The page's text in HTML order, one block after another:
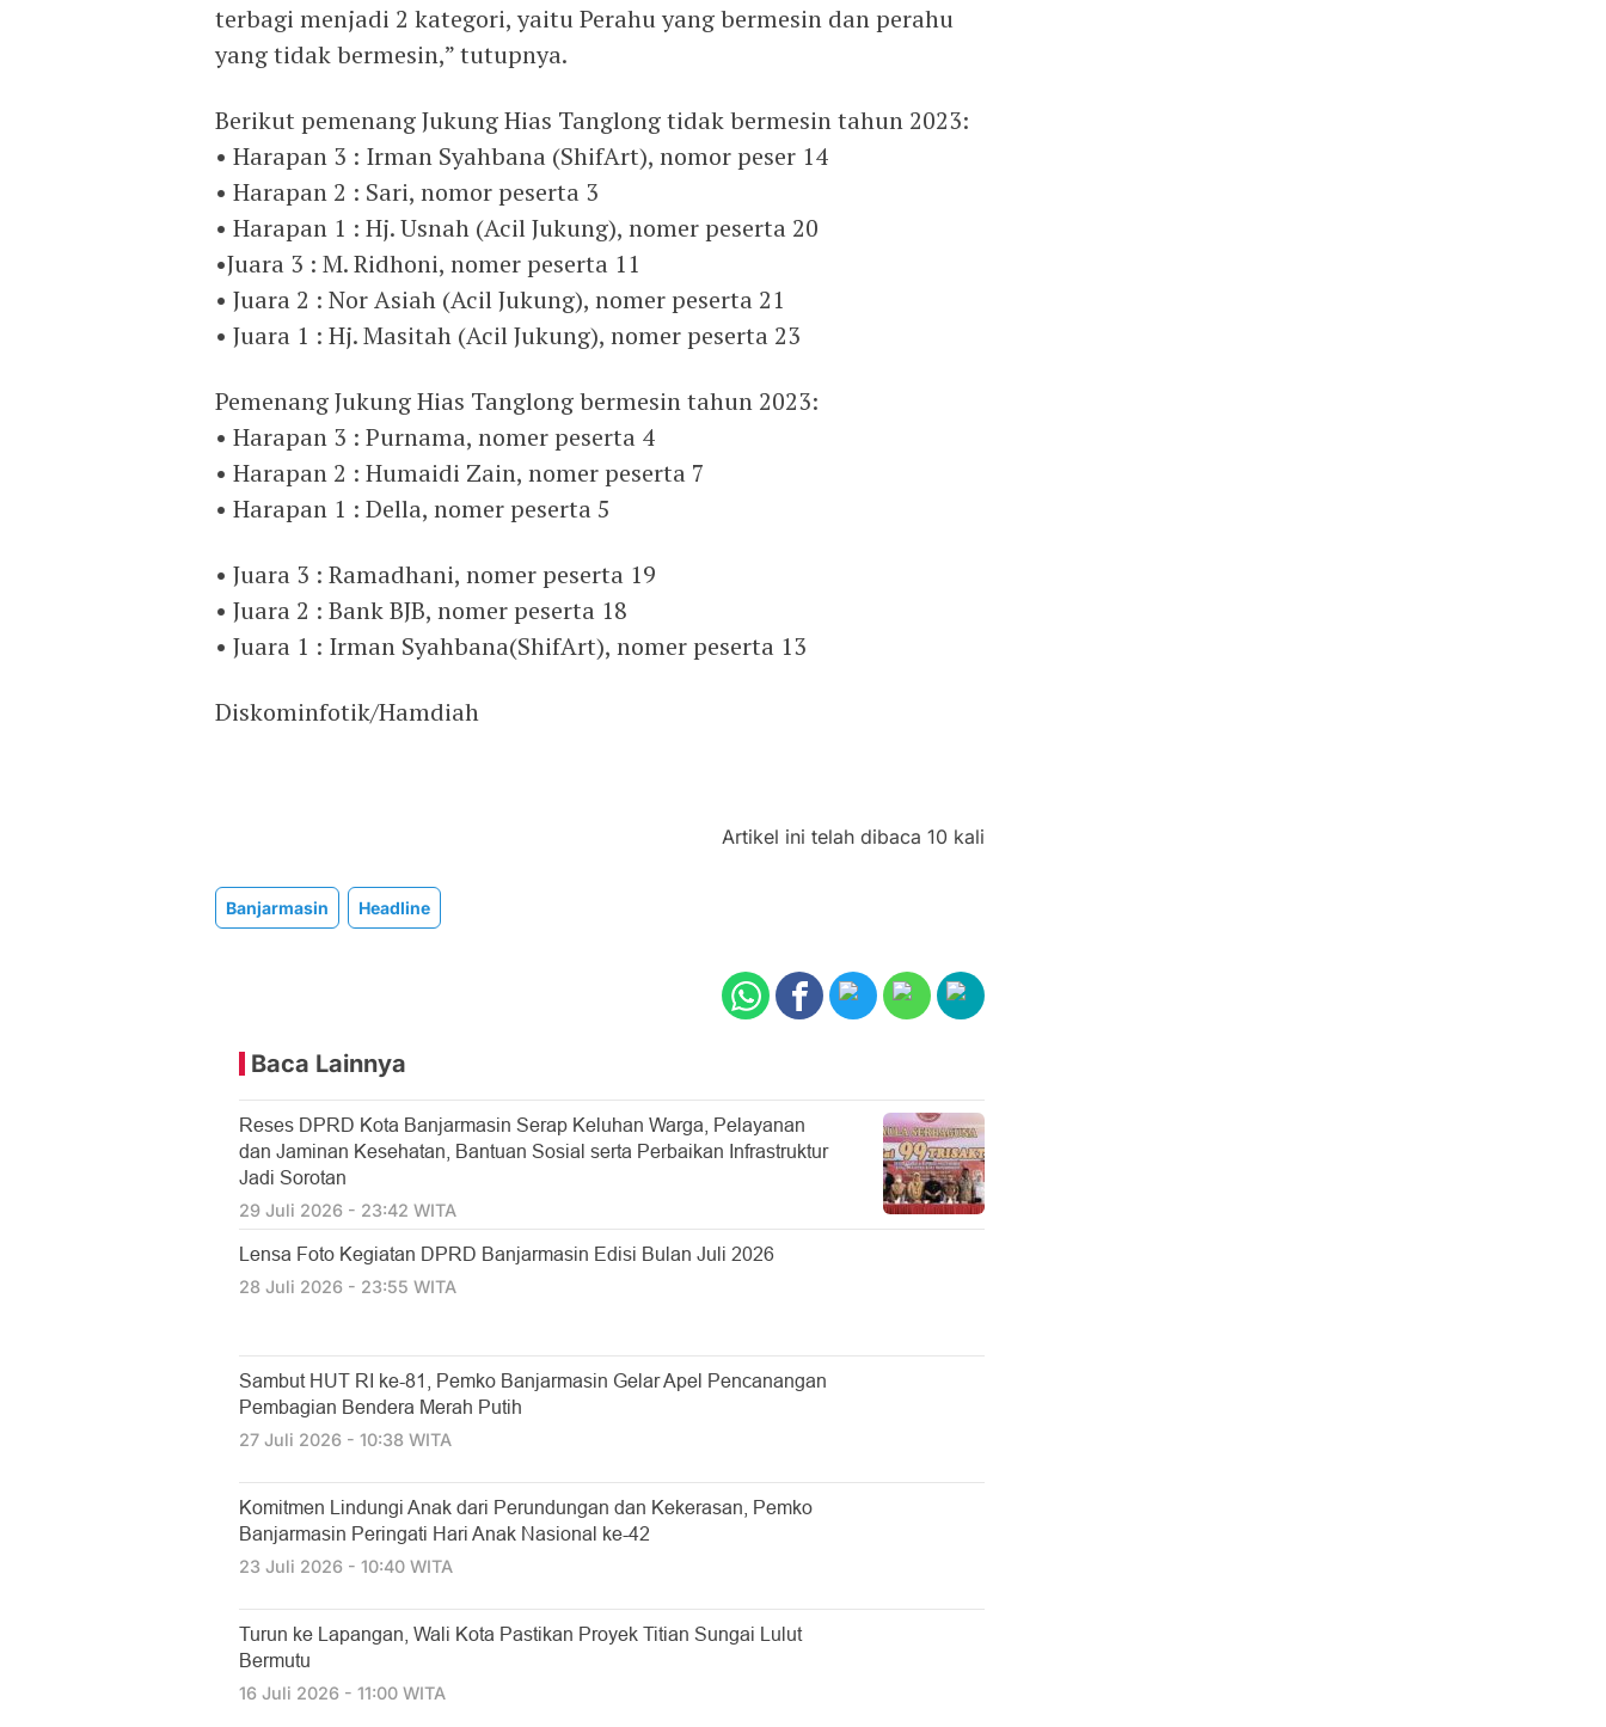
terbagi menjadi 2 kategori, yaitu Perahu yang bermesin dan perahu
yang tidak bermesin,” tutupnya.
Berikut pemenang Jukung Hias Tanglong tidak bermesin tahun 2023:
• Harapan 3 : Irman Syahbana (ShifArt), nomor peser 14
• Harapan 2 : Sari, nomor peserta 3
• Harapan 1 : Hj. Usnah (Acil Jukung), nomer peserta 20
•Juara 3 : M. Ridhoni, nomer peserta 11
• Juara 2 : Nor Asiah (Acil Jukung), nomer peserta 21
• Juara 1 : Hj. Masitah (Acil Jukung), nomer peserta 23
Pemenang Jukung Hias Tanglong bermesin tahun 2023:
• Harapan 3 : Purnama, nomer peserta 4
• Harapan 2 : Humaidi Zain, nomer peserta 7
• Harapan 1 : Della, nomer peserta 5
• Juara 3 : Ramadhani, nomer peserta 19
• Juara 2 : Bank BJB, nomer peserta 18
• Juara 1 : Irman Syahbana(ShifArt), nomer peserta 13
Diskominfotik/Hamdiah
Artikel ini telah dibaca 10 kali
Banjarmasin Headline
Baca Lainnya
Reses DPRD Kota Banjarmasin Serap Keluhan Warga, Pelayanan
dan Jaminan Kesehatan, Bantuan Sosial serta Perbaikan Infrastruktur
Jadi Sorotan
29 Juli 2026 - 23:42 WITA
Lensa Foto Kegiatan DPRD Banjarmasin Edisi Bulan Juli 2026
28 Juli 2026 - 23:55 WITA
Sambut HUT RI ke-81, Pemko Banjarmasin Gelar Apel Pencanangan
Pembagian Bendera Merah Putih
27 Juli 2026 - 10:38 WITA
Komitmen Lindungi Anak dari Perundungan dan Kekerasan, Pemko
Banjarmasin Peringati Hari Anak Nasional ke-42
23 Juli 2026 - 10:40 WITA
Turun ke Lapangan, Wali Kota Pastikan Proyek Titian Sungai Lulut
Bermutu
16 Juli 2026 - 11:00 WITA